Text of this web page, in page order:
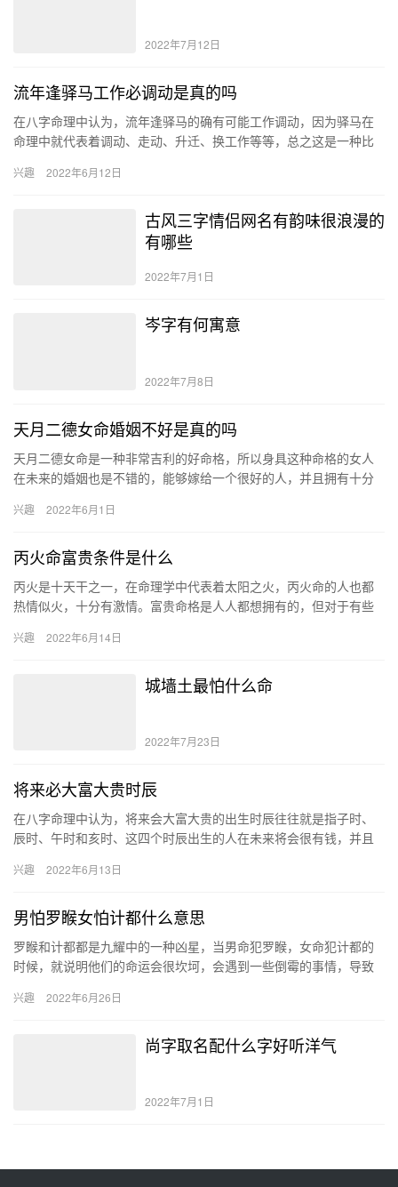
2022年7月12日
流年逢驿马工作必调动是真的吗
在八字命理中认为，流年逢驿马的确有可能工作调动，因为驿马在
命理中就代表着调动、走动、升迁、换工作等等，总之这是一种比
国…
兴趣 2022年6月12日
古风三字情侣网名有韵味很浪漫的
有哪些
2022年7月1日
岑字有何寓意
2022年7月8日
天月二德女命婚姻不好是真的吗
天月二德女命是一种非常吉利的好命格，所以身具这种命格的女人
在未来的婚姻也是不错的，能够嫁给一个很好的人，并且拥有十分
何 …
兴趣 2022年6月1日
丙火命富贵条件是什么
丙火是十天干之一，在命理学中代表着太阳之火，丙火命的人也都
热情似火，十分有激情。富贵命格是人人都想拥有的，但对于有些
盛，还…
兴趣 2022年6月14日
城墙土最怕什么命
2022年7月23日
将来必大富大贵时辰
在八字命理中认为，将来会大富大贵的出生时辰往往就是指子时、
辰时、午时和亥时、这四个时辰出生的人在未来将会很有钱，并且
这…
兴趣 2022年6月13日
男怕罗睺女怕计都什么意思
罗睺和计都都是九耀中的一种凶星，当男命犯罗睺，女命犯计都的
时候，就说明他们的命运会很坎坷，会遇到一些倒霉的事情，导致
星…
兴趣 2022年6月26日
尚字取名配什么字好听洋气
2022年7月1日